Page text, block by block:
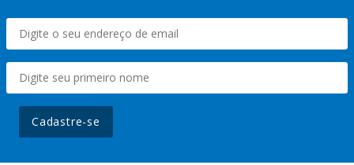
Cadastre-se